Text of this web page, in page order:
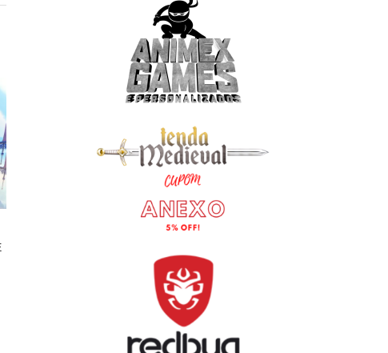
HASBRO ANUNCIA COLEÇÃO
PARA O BRASIL EM 2027